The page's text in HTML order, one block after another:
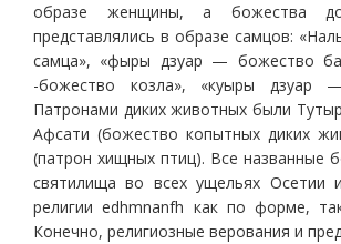
образе женщины, а божества
представлялись в образе самцов:
самца», «фыры дзуар — божество
-божество козла», «куыры дзуар
Патронами диких животных были
Афсати (божество копытных диких
(патрон хищных птиц). Все названные
святилища во всех ущельях Осетии
религии edhmnanfh как по форме,
Конечно, религиозные верования и